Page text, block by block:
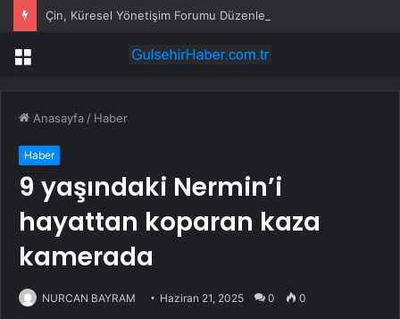
Çin, Küresel Yönetişim Forumu Düzenleyecek
Menü
Anasayfa / Haber
Haber
9 yaşındaki Nermin’i
hayattan koparan kaza
kamerada
NURCAN BAYRAM Haziran 21, 2025 0 0